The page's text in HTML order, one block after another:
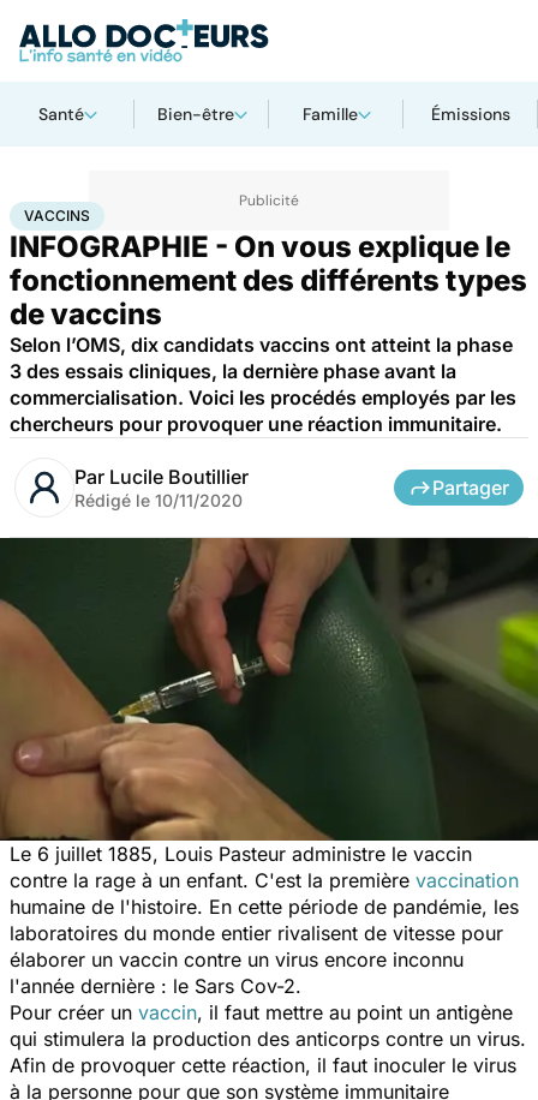
Santé Bien-être Famille Émissions
AccueilSanté Vaccins
VACCINS
INFOGRAPHIE - On vous explique le
fonctionnement des différents types
de vaccins
Selon l’OMS, dix candidats vaccins ont atteint la phase
3 des essais cliniques, la dernière phase avant la
commercialisation. Voici les procédés employés par les
chercheurs pour provoquer une réaction immunitaire.
Par Lucile Boutillier
Rédigé le 10/11/2020
Partager
Le 6 juillet 1885, Louis Pasteur administre le vaccin
contre la rage à un enfant. C'est la première vaccination
humaine de l'histoire. En cette période de pandémie, les
laboratoires du monde entier rivalisent de vitesse pour
élaborer un vaccin contre un virus encore inconnu
l'année dernière : le Sars Cov-2.
Pour créer un vaccin, il faut mettre au point un antigène
qui stimulera la production des anticorps contre un virus.
Afin de provoquer cette réaction, il faut inoculer le virus
à la personne pour que son système immunitaire